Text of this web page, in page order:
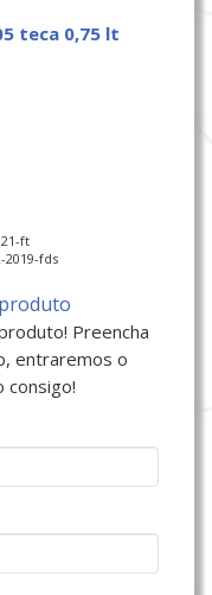
teca 0,75 lt
ft
2019-fds
Preencha
entraremos o
consigo!